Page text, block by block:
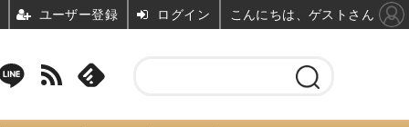
ユーザー登録 ログイン こんにちは、ゲストさん